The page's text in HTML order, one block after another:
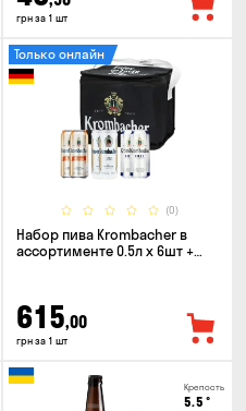
грн за 1 шт
(0)
Только онлайн
Набор пива Krombacher в
ассортименте 0.5л х 6шт +
615,00
грн за 1 шт
Крепость
5.5 °